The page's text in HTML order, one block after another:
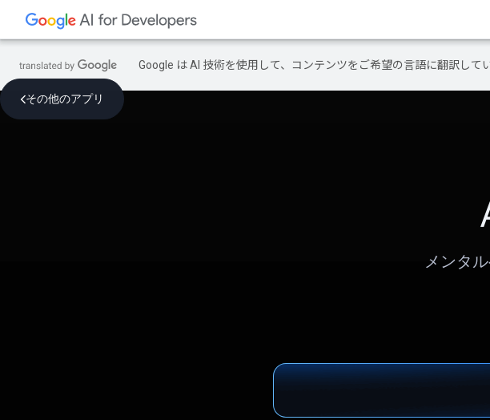
Google は AI 技術を使用して、コンテンツをご希望の言語に翻訳して
その他のアプリ
メンタ